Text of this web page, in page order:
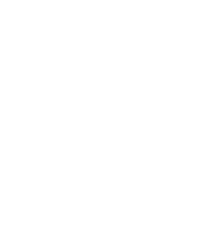
クアップ。見た目以上の保温力で、